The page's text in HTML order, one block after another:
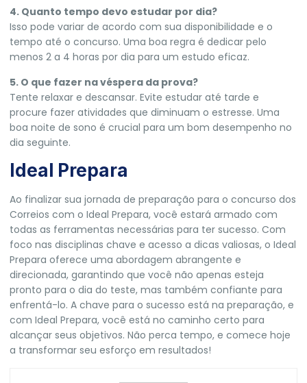
4. Quanto tempo devo estudar por dia?
Isso pode variar de acordo com sua disponibilidade e o
tempo até o concurso. Uma boa regra é dedicar pelo
menos 2 a 4 horas por dia para um estudo eficaz.
5. O que fazer na véspera da prova?
Tente relaxar e descansar. Evite estudar até tarde e
procure fazer atividades que diminuam o estresse. Uma
boa noite de sono é crucial para um bom desempenho no
dia seguinte.
Ideal Prepara
Ao finalizar sua jornada de preparação para o concurso dos
Correios com o Ideal Prepara, você estará armado com
todas as ferramentas necessárias para ter sucesso. Com
foco nas disciplinas chave e acesso a dicas valiosas, o Ideal
Prepara oferece uma abordagem abrangente e
direcionada, garantindo que você não apenas esteja
pronto para o dia do teste, mas também confiante para
enfrentá-lo. A chave para o sucesso está na preparação, e
com Ideal Prepara, você está no caminho certo para
alcançar seus objetivos. Não perca tempo, e comece hoje
a transformar seu esforço em resultados!